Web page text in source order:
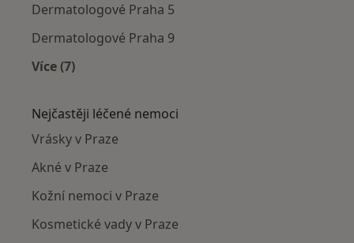
Dermatologové Praha 5
Dermatologové Praha 9
Více (7)
Nejčastěji léčené nemoci
Vrásky v Praze
Akné v Praze
Kožní nemoci v Praze
Kosmetické vady v Praze